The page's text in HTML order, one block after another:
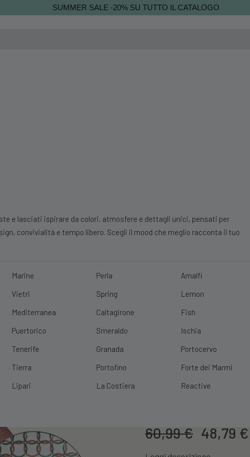
SUMMER SALE -20% SU TUTTO IL CATALOGO
e lasciati ispirare da colori, atmosfere e dettagli unici, pensati per
convivialità e tempo libero. Scegli il mood che meglio racconta il tuo
Marine
Vietri
Mediterranea
Puertorico
Tenerife
Tierra
Lipari
Perla
Spring
Caltagirone
Smeraldo
Granada
Portofino
La Costiera
Amalfi
Lemon
Fish
Ischia
Portocervo
Forte dei Marmi
Reactive
10% DI SCONTO SCOPRI|SPEDIZIONE GRATUITA CON UN
Set 18 Piatti
60,99€ Il
48,79 €